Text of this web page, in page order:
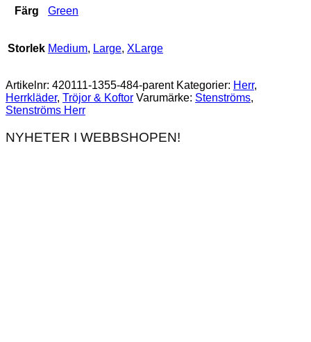
Färg Green
Storlek Medium, Large, XLarge
Artikelnr: 420111-1355-484-parent Kategorier: Herr,
Herrkläder, Tröjor & Koftor Varumärke: Stenströms,
Stenströms Herr
NYHETER I WEBBSHOPEN!